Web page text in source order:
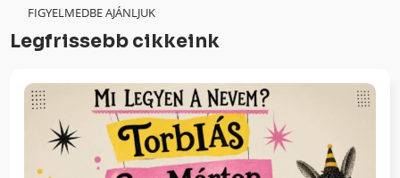
FIGYELMEDBE AJÁNLJUK
Legfrissebb cikkeink